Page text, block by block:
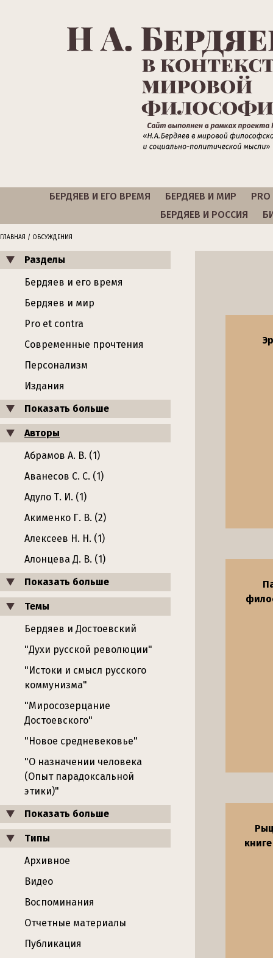
БЕРДЯЕВ И ЕГО ВРЕМЯ БЕРДЯЕВ И МИР
PRO
БЕРДЯЕВ И РОССИЯ
ГЛАВНАЯ / ОБСУЖДЕНИЯ
Разделы
Бердяев и его время
Бердяев и мир
Pro et contra
Современные прочтения
Персонализм
Издания
Показать больше
Авторы
Абрамов А. В. (1)
Аванесов С. С. (1)
Адуло Т. И. (1)
Акименко Г. В. (2)
Алексеев Н. Н. (1)
Алонцева Д. В. (1)
Показать больше
Темы
Бердяев и Достоевский
"Духи русской революции"
"Истоки и смысл русского
коммунизма"
"Миросозерцание
Достоевского"
"Новое средневековье"
"О назначении человека
(Опыт парадоксальной
этики)"
Показать больше
Типы
Архивное
Видео
Воспоминания
Отчетные материалы
Публикация